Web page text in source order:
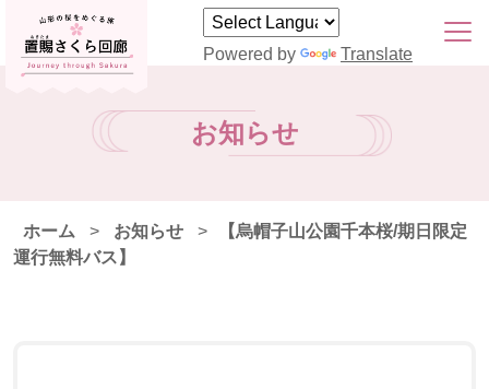
Powered by Translate
お知らせ
ホーム > お知らせ >
【烏帽子山公園千本桜/期日限定
運行無料バス】